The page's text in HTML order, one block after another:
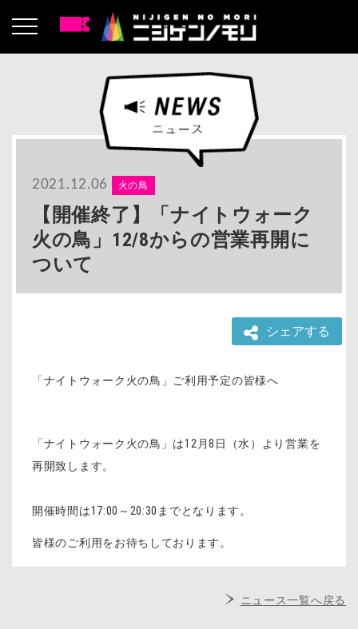
2021.12.06 火の鳥
【開催終了】「ナイトウォーク
火の鳥」12/8からの営業再開に
ついて
シェアする
「ナイトウォーク火の鳥」ご利用予定の皆様へ
「ナイトウォーク火の鳥」は12月8 日（水）より営業を
再開致します。
開催時間は17:00～20:30までとなります。
皆様のご利用をお待ちしております。
ニュース一覧へ戻る